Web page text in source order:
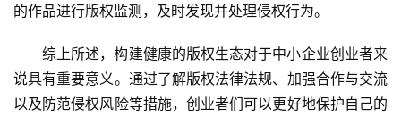
的作品进行版权监测，及时发现并处理侵权行为。
综上所述，构建健康的版权生态对于中小企业创业者来
说具有重要意义。通过了解版权法律法规、加强合作与交流
以及防范侵权风险等措施，创业者们可以更好地保护自己的